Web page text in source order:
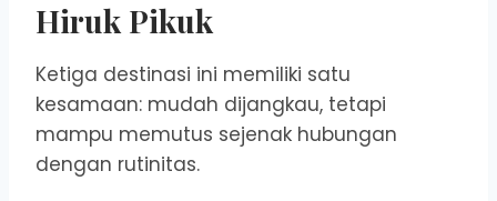
Hiruk Pikuk
Ketiga destinasi ini memiliki satu
kesamaan: mudah dijangkau, tetapi
mampu memutus sejenak hubungan
dengan rutinitas.